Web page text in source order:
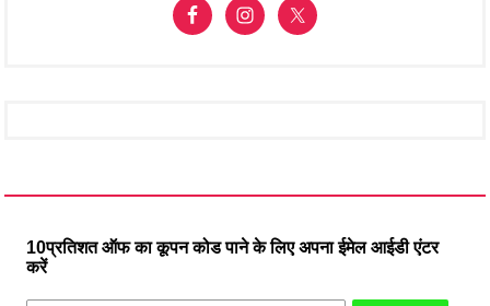
10प्रतिशत ऑफ का कूपन कोड पाने के लिए अपना ईमेल आईडी एंटर
करें